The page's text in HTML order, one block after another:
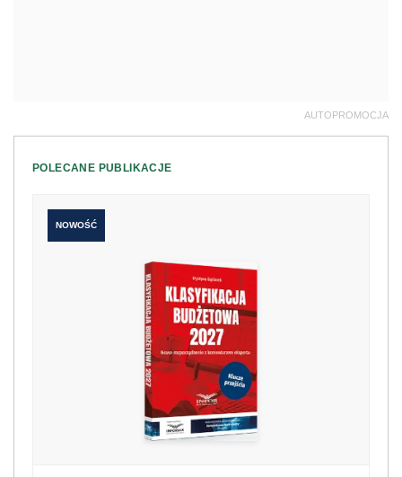
AUTOPROMOCJA
POLECANE PUBLIKACJE
NOWOŚĆ